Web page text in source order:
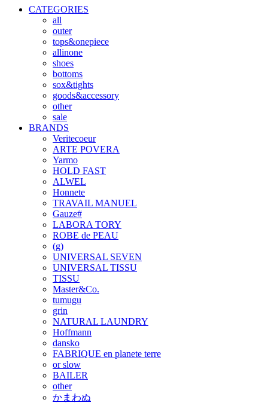
CATEGORIES
all
outer
tops&onepiece
allinone
shoes
bottoms
sox&tights
goods&accessory
other
sale
BRANDS
Veritecoeur
ARTE POVERA
Yarmo
HOLD FAST
ALWEL
Honnete
TRAVAIL MANUEL
Gauze#
LABORA TORY
ROBE de PEAU
(g)
UNIVERSAL SEVEN
UNIVERSAL TISSU
TISSU
Master&Co.
tumugu
grin
NATURAL LAUNDRY
Hoffmann
dansko
FABRIQUE en planete terre
or slow
BAILER
other
かまわぬ